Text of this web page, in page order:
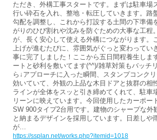
ただき、外構工事スタートです。まずは駐車場
行い砕石を入れ、整地・転圧していきます。路
勾配を調整し、これから打設する土間の下準備
がりのひび割れや沈みを防ぐための大事な工程
が、長く安心して使える外構につながります。
上げが進むたびに、雰囲気がぐっと変わってい
事に完了しました！ここから五日間程養生しま
ートと砂利を敷いてます(^^)/雑草対策もバッチ
ら↓アプローチに入った瞬間、スタンプコンク
効いていて、外観の上品な木目ドアと抜群の相
ラインが全体をスッと引き締めてくれて、駐車
リーンに映えています。今回使用したカーポー
SW 900タイプ2台用です。建物のシャープな外
と納まるデザインを採用しています。日差しや
が…
https://ssplan.net/works.php?itemid=1018